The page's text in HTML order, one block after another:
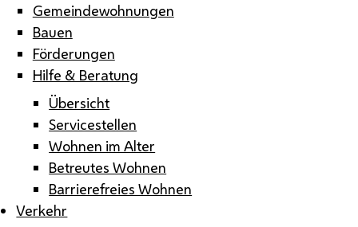
Gemeindewohnungen
Bauen
Förderungen
Hilfe & Beratung
Übersicht
Servicestellen
Wohnen im Alter
Betreutes Wohnen
Barrierefreies Wohnen
Verkehr